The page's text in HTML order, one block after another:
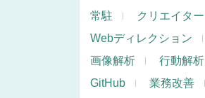
常駐
クリエイター
Webディレクション
画像解析
行動解析
GitHub
業務改善